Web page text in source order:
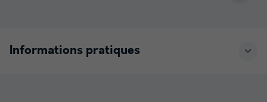
Informations pratiques